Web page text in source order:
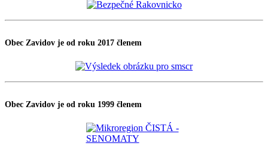
Obec Zavidov je od roku 2017 členem
Obec Zavidov je od roku 1999 členem